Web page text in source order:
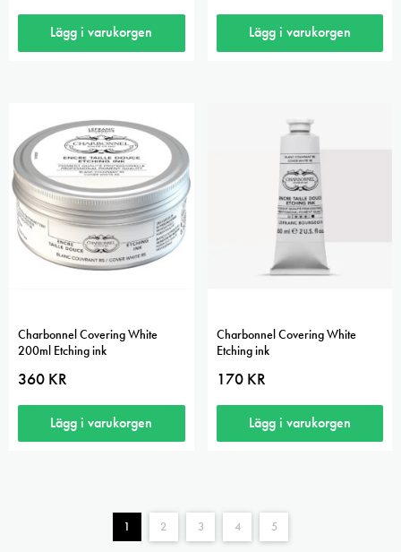
Lägg i varukorgen Lägg i varukorgen
Charbonnel Covering White
200ml Etching ink
360 KR
Lägg i varukorgen
Charbonnel Covering White
Etching ink
170 KR
Lägg i varukorgen
1 2 3 4 5